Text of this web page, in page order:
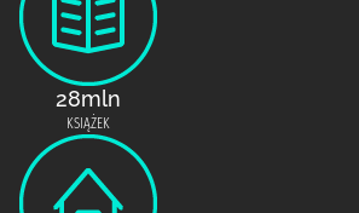
28mln
KSIĄŻEK